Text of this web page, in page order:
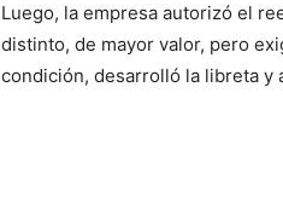
Luego, la empresa autorizó el
distinto, de mayor valor, pero
condición, desarrolló la libreta